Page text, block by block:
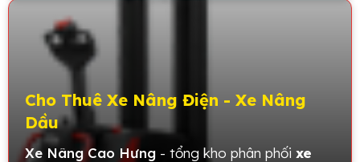
Cho Thuê Xe Nâng Điện - Xe Nâng
Dầu
Xe Nâng Cao Hưng - tổng kho phân phối xe